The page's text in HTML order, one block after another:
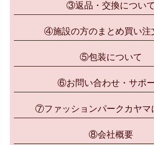
③返品・交換について
④施設の方のまとめ買い注
⑤包装について
⑥お問い合わせ・サポ
⑦ファッションパークカヤマ
⑧会社概要